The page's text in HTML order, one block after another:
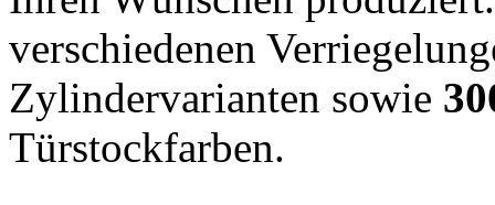
verschiedenen
Zylindervarianten sowie
Türstockfarben.